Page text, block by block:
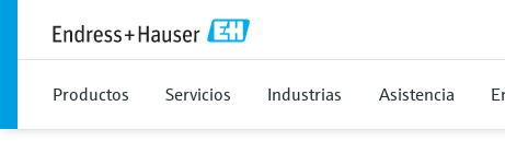
Productos Servicios Industrias Asistencia